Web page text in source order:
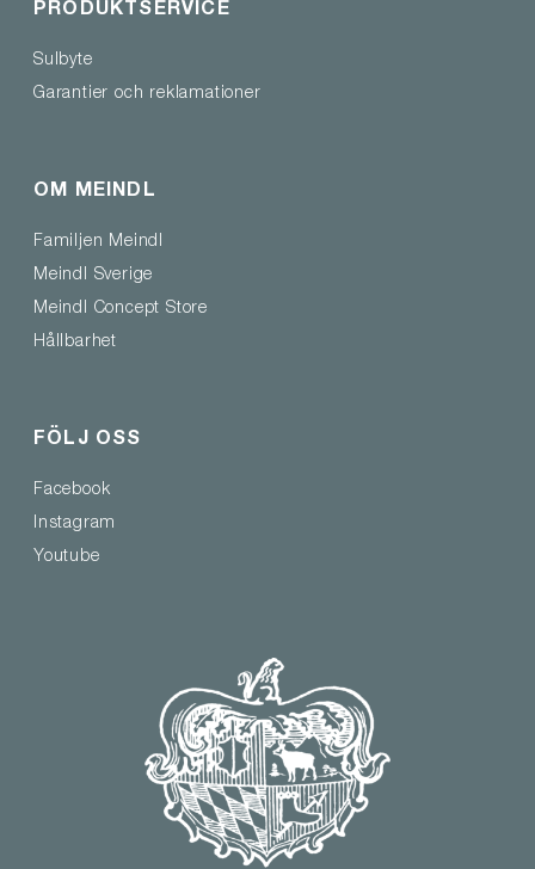
PRODUKTSERVICE
Sulbyte
Garantier och reklamationer
OM MEINDL
Familjen Meindl
Meindl Sverige
Meindl Concept Store
Hållbarhet
FÖLJ OSS
Facebook
Instagram
Youtube